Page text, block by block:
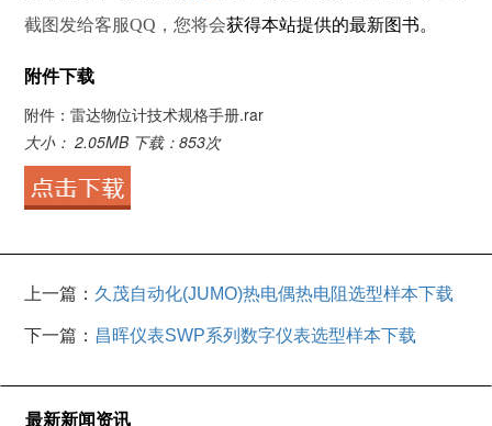
截图发给客服QQ，您将会获得本站提供的最新图书。
附件下载
附件：雷达物位计技术规格手册.rar
大小： 2.05MB 下载：853次
上一篇： 久茂自动化(JUMO)热电偶热电阻选型样本下载
下一篇： 昌晖仪表SWP系列数字仪表选型样本下载
最新新闻资讯